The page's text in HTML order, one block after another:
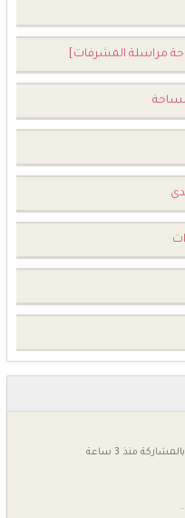
مراسلة المشرفات]
منذ 3 ساعة